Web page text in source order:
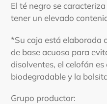
El té negro se
tener un elevado
*Su caja está elaborada
de base acuosa para
disolventes, el celofán
biodegradable y la
Grupo productor: